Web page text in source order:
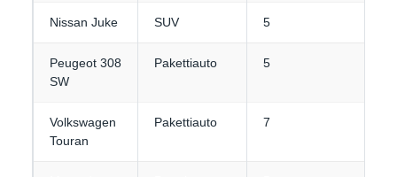
Nissan Juke SUV 5
Peugeot 308
SW
Pakettiauto 5
Volkswagen
Touran
Pakettiauto 7